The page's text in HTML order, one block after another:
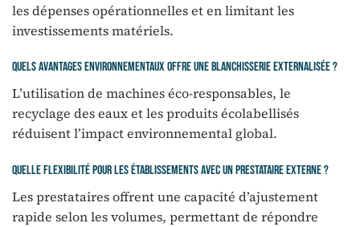
les dépenses opérationnelles et en limitant les
investissements matériels.
Quels avantages environnementaux offre une blanchisserie externalisée ?
L’utilisation de machines éco-responsables, le
recyclage des eaux et les produits écolabellisés
réduisent l’impact environnemental global.
Quelle flexibilité pour les établissements avec un prestataire externe ?
Les prestataires offrent une capacité d’ajustement
rapide selon les volumes, permettant de répondre